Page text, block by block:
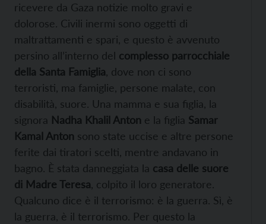
ricevere da Gaza notizie molto gravi e
dolorose. Civili inermi sono oggetti di
maltrattamenti e spari, e questo è avvenuto
persino all’interno del complesso parrocchiale
della Santa Famiglia , dove non ci sono
terroristi, ma famiglie, persone malate, con
disabilità, suore. Una mamma e sua figlia, la
signora Nadha Khalil Anton e la figlia Samar
Kamal Anton sono state uccise e altre persone
ferite dai tiratori scelti, mentre andavano in
bagno. È stata danneggiata la casa delle suore
di Madre Teresa , colpito il loro generatore.
Qualcuno dice è il terrorismo: è la guerra. Sì, è
la guerra, è il terrorismo. Per questo la